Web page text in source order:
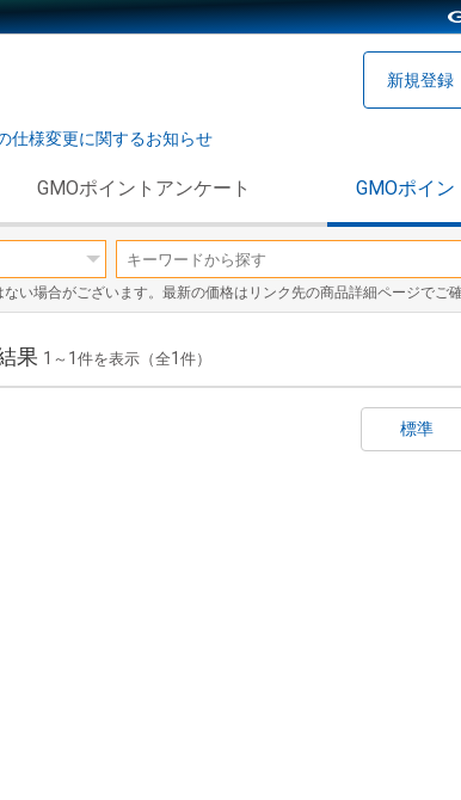
新規登録
仕様変更に関するお知らせ
GMOポイントアンケート GMOポイ
い場合がございます。最新の価格はリンク先の商品詳細ページでご
果 1 ～ 1 件を表示（全1 件）
標準